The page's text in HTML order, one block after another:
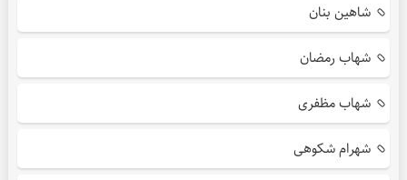
شاهین بنان
شهاب رمضان
شهاب مظفری
شهرام شکوهی